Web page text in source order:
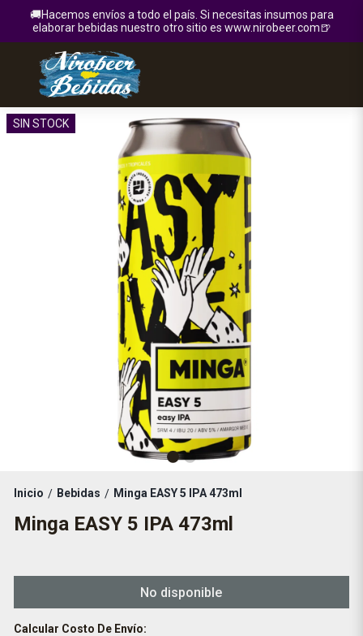
🚚Hacemos envíos a todo el país. Si necesitas insumos para
elaborar bebidas nuestro otro sitio es www.nirobeer.com🍺
SIN STOCK
Inicio / Bebidas / Minga EASY 5 IPA 473ml
Minga EASY 5 IPA 473ml
No disponible
Calcular Costo De Envío: